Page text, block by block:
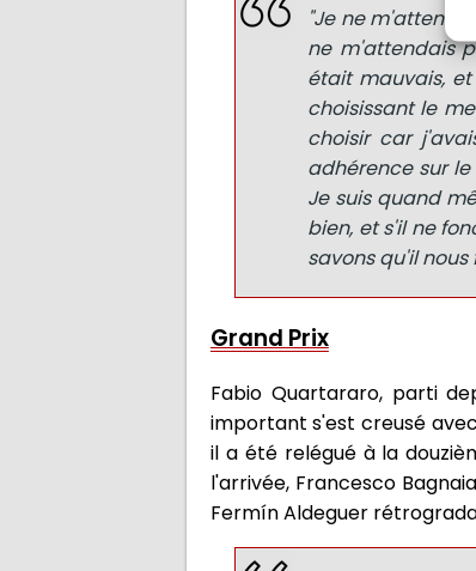
"Je ne
ne m'attendais
était mauvais,
choisissant le
choisir car
adhérence sur
Je suis quand
bien, et s'il ne
savons qu'il
Grand Prix
Fabio Quartararo, parti
important s'est creusé
il a été relégué à la
l'arrivée, Francesco
Fermín Aldeguer